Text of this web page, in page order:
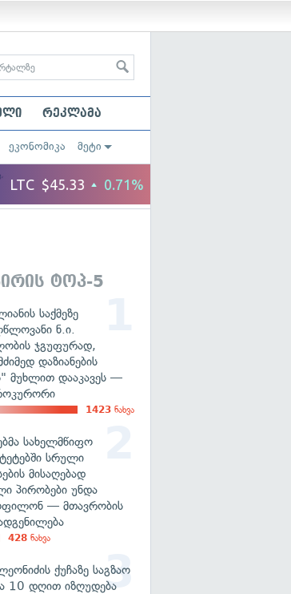
რეკლამა
ეკონომიკა მეტი
ტოპ-5
საქმეზე
ნ.ი.
ჯგუფურად,
დაზიანების
მუხლით დააკავეს —
1423 ნახვა
სახელმწიფო
სრული
მისაღებად
პირობები უნდა
— მთავრობის
428 ნახვა
ქუჩაზე საგზაო
10 დღით იზღუდება